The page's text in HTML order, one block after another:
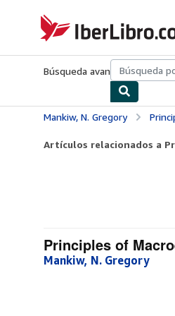
IberLibro.com
Búsqueda avanzada
Mankiw, N. Gregory
Artículos relacionados a
Principles of
Mankiw, N. Gregory